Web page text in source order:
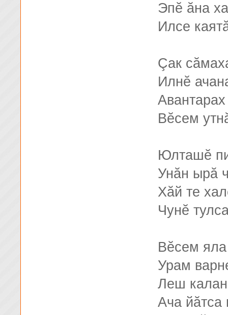
Эпĕ ăна
Илсе
Çак
Илнĕ
Вĕсем
Юлташĕ
Унăн ырă
Хăй те
Чунĕ
Вĕсем
Урам
Леш
Ача йăтса